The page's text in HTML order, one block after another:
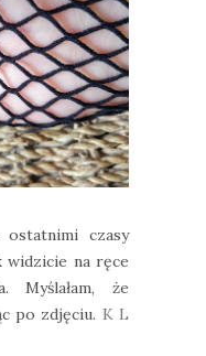
ostatnimi czasy
widzicie na ręce
Myślałam, że
po zdjęciu. K L